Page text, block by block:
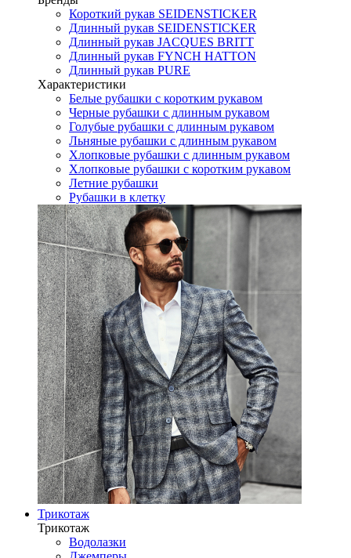
Короткий рукав SEIDENSTICKER
Длинный рукав SEIDENSTICKER
Длинный рукав JAСQUES BRITT
Длинный рукав FYNCH HATTON
Длинный рукав PURE
Характеристики
Белые рубашки с коротким рукавом
Черные рубашки с длинным рукавом
Голубые рубашки с длинным рукавом
Льняные рубашки с длинным рукавом
Хлопковые рубашки с длинным рукавом
Хлопковые рубашки с коротким рукавом
Летние рубашки
Рубашки в клетку
Трикотаж
Трикотаж
Водолазки